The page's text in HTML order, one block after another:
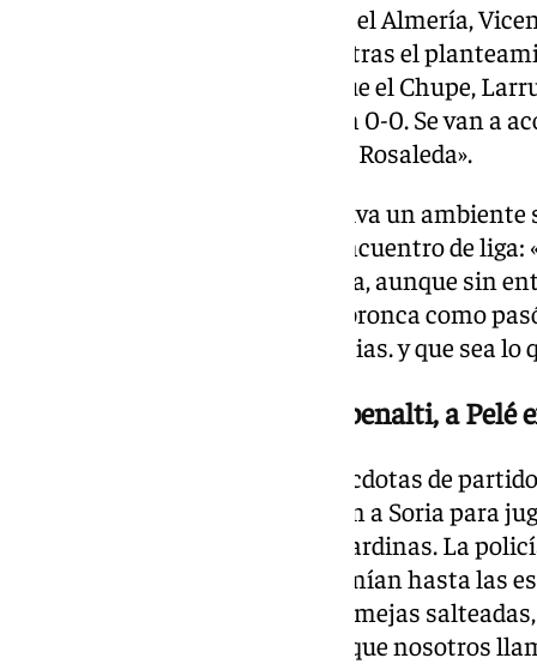
A las puertas del partido contra el Almería,
el Almería «puede equivocarse» tras el
la portería a cero»: «Pues diga que el Chupe,
gol en el minuto 80 y tantos con 0-0. Se van a
Y el campo del Almería no es La Rosaleda».
El aficionado confía en que se viva un
altercados como en el último encuentro de
muchos malaguistas en Almería, aunque sin
fuera verdad y que no se forme bronca como
han pasado ellos dando las gracias. y que sea lo
Ha visto a Puskas fallar un penalti, a Pelé
Vicente cuenta numerosas anécdotas de
sus favoritos es cuando viajaban a Soria para
llevamos cinco o seis cajas de sardinas. La
espetamos las sardinas y se comían hasta las
sacos de arena con las cañas, almejas
todo. Ellos ponían caldereta, lo que nosotros